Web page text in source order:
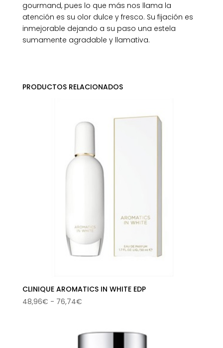
gourmand, pues lo que más nos llama la
atención es su olor dulce y fresco. Su fijación es
inmejorable dejando a su paso una estela
sumamente agradable y llamativa.
PRODUCTOS RELACIONADOS
CLINIQUE AROMATICS IN WHITE EDP
48,96€ - 76,74€Rango
desde